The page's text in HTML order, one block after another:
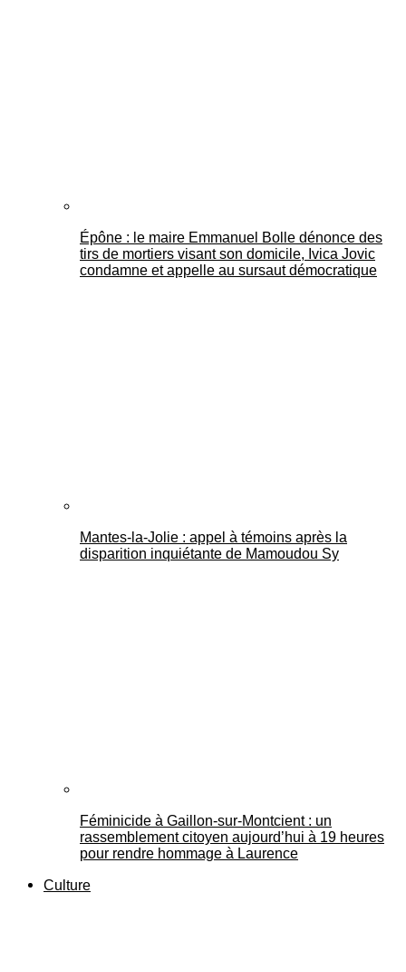
Épône : le maire Emmanuel Bolle dénonce des
tirs de mortiers visant son domicile, Ivica Jovic
condamne et appelle au sursaut démocratique
Mantes-la-Jolie : appel à témoins après la
disparition inquiétante de Mamoudou Sy
Féminicide à Gaillon‑sur‑Montcient : un
rassemblement citoyen aujourd’hui à 19 heures
pour rendre hommage à Laurence
Culture